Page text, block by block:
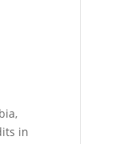
in